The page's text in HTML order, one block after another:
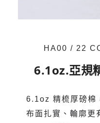
HA00 / 22
6.1oz.亞規
6.1oz 精梳厚磅棉
布面扎實、輪廓更